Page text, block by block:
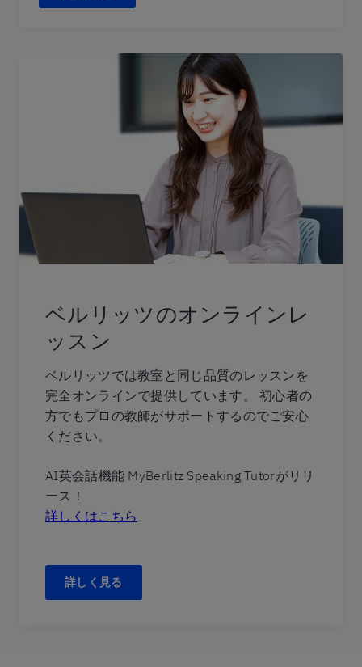
ベルリッツのオンラインレ
ッスン
ベルリッツでは教室と同じ品質のレッスンを
完全オンラインで提供しています。 初心者の
方でもプロの教師がサポートするのでご安心
ください。
AI英会話機能 MyBerlitz Speaking Tutorがリリ
ース！
詳しくはこちら
詳しく見る